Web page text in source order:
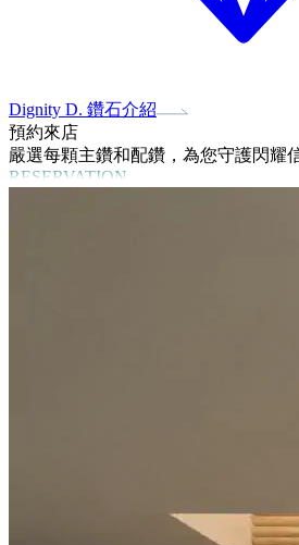
Dignity D. 鑽石介紹
預約來店
嚴選每顆主鑽和配鑽，為您守護閃耀
RESERVATION